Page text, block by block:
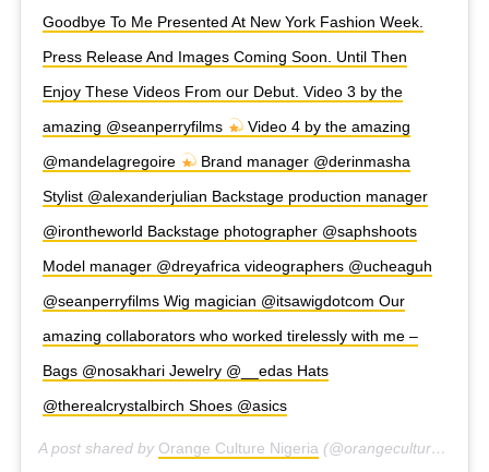
Goodbye To Me Presented At New York Fashion Week.
Press Release And Images Coming Soon. Until Then
Enjoy These Videos From our Debut. Video 3 by the
amazing @seanperryfilms
Video 4 by the amazing
@mandelagregoire
Brand manager @derinmasha
Stylist @alexanderjulian Backstage production manager
@irontheworld Backstage photographer @saphshoots
Model manager @dreyafrica videographers @ucheaguh
@seanperryfilms Wig magician @itsawigdotcom Our
amazing collaborators who worked tirelessly with me –
Bags @nosakhari Jewelry @__edas Hats
@therealcrystalbirch Shoes @asics
A post shared by Orange Culture Nigeria (@orangecultureng) on